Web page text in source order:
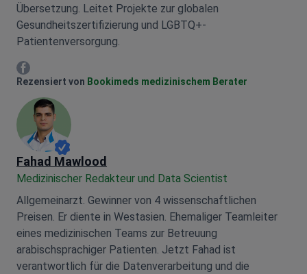
Übersetzung. Leitet Projekte zur globalen
Gesundheitszertifizierung und LGBTQ+-
Patientenversorgung.
Mariia Mytrofankina Facebook
Rezensiert von Bookimeds medizinischem Berater
Fahad Mawlood
Medizinischer Redakteur und Data Scientist
Allgemeinarzt. Gewinner von 4 wissenschaftlichen
Preisen. Er diente in Westasien. Ehemaliger Teamleiter
eines medizinischen Teams zur Betreuung
arabischsprachiger Patienten. Jetzt Fahad ist
verantwortlich für die Datenverarbeitung und die